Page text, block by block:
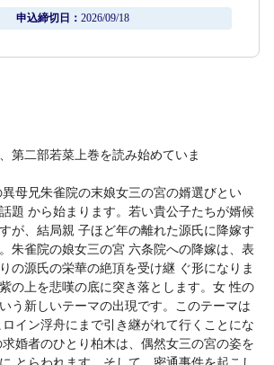
申込締切日： 2026/09/18
第二部若菜上巻を読み始めていま
母兄朱雀院の末娘女三の宮の婿選びとい
題 から始まります。若い貴公子たちが婿候
が、結局親 子ほど年の離れた源氏に降嫁す
朱雀院の娘女三の宮 六条院への降嫁は、表
の源氏の栄華の絶頂を受け継 ぐ形になりま
の上を悲嘆の底に突き落とします。女 性の
う新しいテーマの出現です。このテーマは
イン浮舟にまで引き継がれて行くことにな
婚者のひとり柏木は、偶然女三の宮の姿を